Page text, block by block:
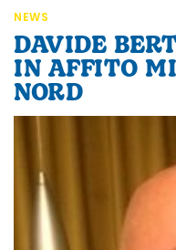
NEWS
DAVIDE
IN AFFITO
NORD